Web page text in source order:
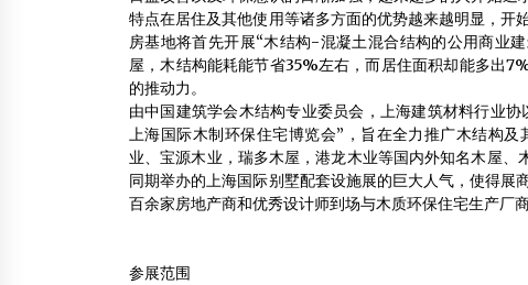
特点在居住及其他使用等诸多方面的优势越来越明显，
房基地将首先开展“木结构-混凝土混合结构的公用商业
屋，木结构能耗能节省35%左右，而居住面积却能多出
的推动力。
由中国建筑学会木结构专业委员会，上海建筑材料行业
上海国际木制环保住宅博览会”，旨在全力推广木结构
业、宝源木业，瑞多木屋，港龙木业等国内外知名木屋
同期举办的上海国际别墅配套设施展的巨大人气，使得
百余家房地产商和优秀设计师到场与木质环保住宅生产厂
参展范围